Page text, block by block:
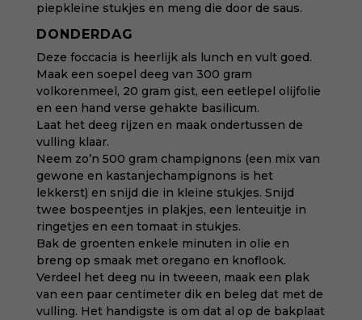
piepkleine stukjes en meng die door de saus.
DONDERDAG
Deze foccacia is heerlijk als lunch en vult goed.
Maak een soepel deeg van 300 gram
volkorenmeel, 20 gram gist, een eetlepel olijfolie
en een hand verse gehakte basilicum.
Laat het deeg rijzen en maak ondertussen de
vulling klaar.
Neem zo’n 500 gram champignons (een mix van
gewone en kastanjechampignons is het
lekkerst) en snijd die in kleine stukjes. Snijd
twee bospeentjes in plakjes, een lenteuitje in
ringetjes en een tomaat in stukjes.
Bak de groenten enkele minuten in olie en
breng op smaak met oregano en knoflook.
Verdeel het deeg nu in tweeen, maak een plak
van een paar centimeter dik en beleg dat met de
vulling. Het handigste is om dat al op de bakplaat